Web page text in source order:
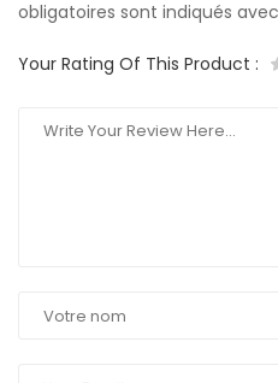
obligatoires sont indiqués avec
Your Rating Of This Product :